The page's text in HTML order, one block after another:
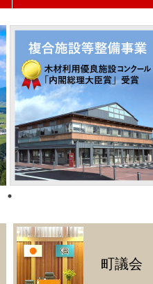
町議会